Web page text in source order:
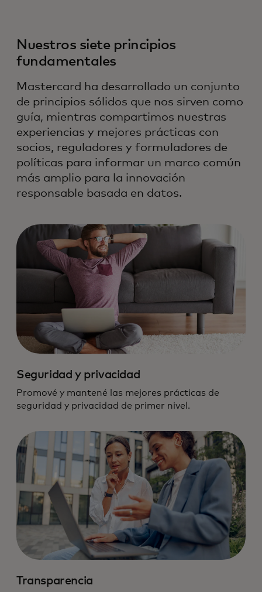
Nos comprometemos con el más alto
estándar de responsabilidad en datos y
tecnología.
Nuestros siete principios
fundamentales
Mastercard ha desarrollado un conjunto
de principios sólidos que nos sirven como
guía, mientras compartimos nuestras
experiencias y mejores prácticas con
socios, reguladores y formuladores de
políticas para informar un marco común
más amplio para la innovación
responsable basada en datos.
Seguridad y privacidad
Promové y mantené las mejores prácticas de
seguridad y privacidad de primer nivel.
Transparencia